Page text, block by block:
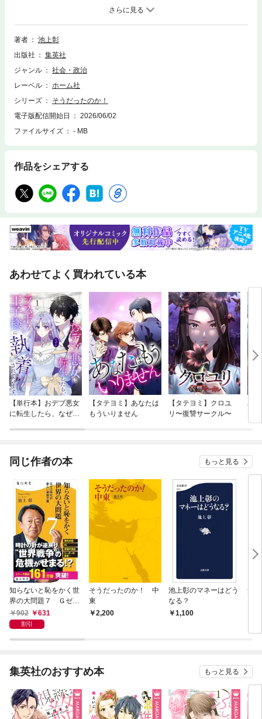
ト、検索、辞書の参照、引用などの機能が使用できません。ガザでは二〇
二三年の戦闘開始から二年で六万六〇〇〇人が犠牲となり、支援物資の途
絶や餓死が発生する深刻な人道危機が続いている。各国がパレスチナ国家
承認へ動く一方、イスラエルはヨルダン川西岸で入植地拡大を進め、アメ
そもなぜパレスチナの地にユダヤ人国家イスラエルが建国されたのか。本
書は、こうした疑問に答えるため、中東問題の土台にある歴史的背景を、
エル建国の理由、ユダヤ人差別の歴史、アメリカとイスラエルの緊密な関
係の構造など、ニュースだけでは見えない根本要因をやさしく整理。複雑
な中東情勢を理解するための確かな「基礎体力」を身につけられる一冊。
著者
池上彰
出版社
集英社
ジャンル
社会・政治
レーベル
ホーム社
シリーズ
そうだったのか！
電子版配信開始日
2026/06/02
ファイルサイズ
- MB
作品をシェアする
あわせてよく買われている本
【単行本】おデブ悪女
に転生したら、なぜか
【タテヨミ】あなたは
もういりません
【タテヨミ】クロユ
リ〜復讐サークル〜
バ
今
同じ作者の本 もっと見る
知らないと恥をかく世
界の大問題７ Ｇゼロ
時代の新しい帝国主義
902 631
割引
そうだったのか！ 中
東
2,200
池上彰のマネーはどう
なる？
1,100
知
集英社のおすすめ本 もっと見る